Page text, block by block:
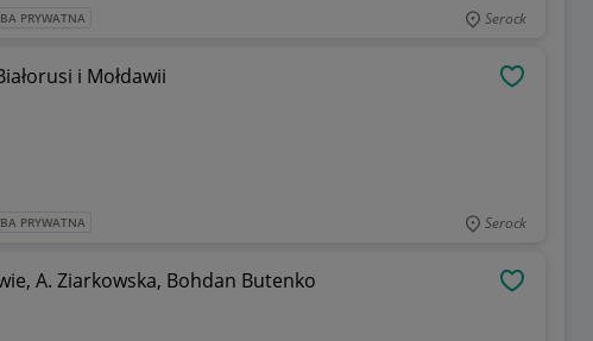
PRYWATNA Serock
i Mołdawii
PRYWATNA Serock
A. Ziarkowska, Bohdan Butenko